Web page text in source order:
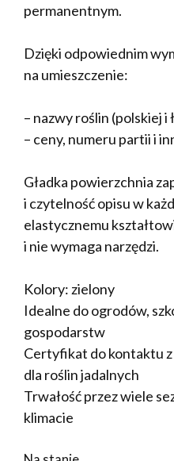
permanentnym.
Dzięki odpowiednim
na umieszczenie:
– nazwy roślin (polskiej i
– ceny, numeru partii i
Gładka powierzchnia
i czytelność opisu w
elastycznemu
i nie wymaga narzędzi.
Kolory: zielony
Idealne do ogrodów,
gospodarstw
Certyfikat do kontaktu
dla roślin jadalnych
Trwałość przez wiele
klimacie